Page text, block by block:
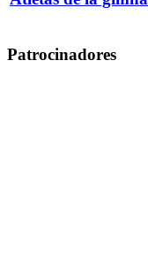
Patrocinadores